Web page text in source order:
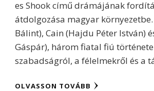
es Shook című drámájának
átdolgozása magyar
Bálint), Cain (Hajdu Péter István)
Gáspár), három fiatal fiú
szabadságról, a félelmekről és a
OLVASSON TOVÁBB